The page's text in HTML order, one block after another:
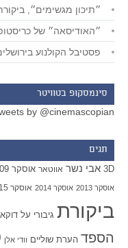
״תיכון מגשימים״,
״האודיסאה״ של
פסטיבל הקולנוע בירושלים 2026: שמונה או תשע
סינמסקופ בטוויטר
by @cinemascopian
תגים
3D אבי נשר אווטאר אוסקר 2009
אוסקר 2013 אוסקר 2014 אוסקר 2015
ביקורת גיבורי על
הספד הערת שוליים וודי אלן